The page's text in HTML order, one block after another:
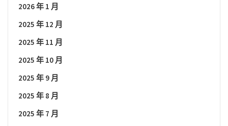
2026 年 1 月
2025 年 12 月
2025 年 11 月
2025 年 10 月
2025 年 9 月
2025 年 8 月
2025 年 7 月